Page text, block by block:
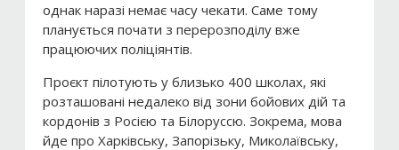
однак наразі немає часу чекати. Саме тому
планується почати з перерозподілу вже
працюючих поліціянтів.
Проєкт пілотують у близько 400 школах, які
розташовані недалеко від зони бойових дій та
кордонів з Росією та Білоруссю. Зокрема, мова
йде про Харківську, Запорізьку, Миколаївську,